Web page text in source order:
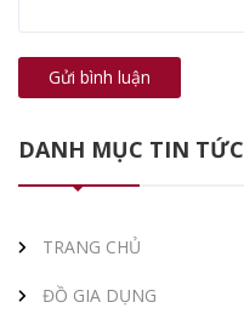
Gửi bình luận
DANH MỤC TIN TỨC
TRANG CHỦ
ĐỒ GIA DỤNG